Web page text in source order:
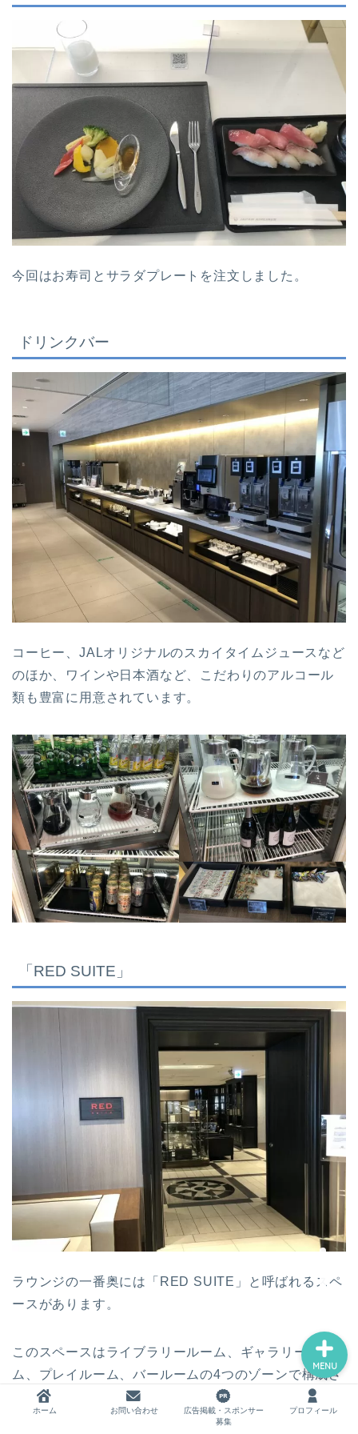
今回はお寿司とサラダプレートを注文しました。
ドリンクバー
コーヒー、JALオリジナルのスカイタイムジュースなど
のほか、ワインや日本酒など、こだわりのアルコール
類も豊富に用意されています。
「RED SUITE」
ラウンジの一番奥には「RED SUITE」と呼ばれるスペ
ースがあります。
このスペースはライブラリールーム、ギャラリールー
ム、プレイルーム、バールームの4つのゾーンで構成さ
れており、まさに「大人の隠れ家」のようです。
ホーム お問い合わせ
広告掲載・スポンサー
募集
プロフィール
MENU
ホーム
お問い合わせ
広告掲載・スポンサー募集
プロフィール